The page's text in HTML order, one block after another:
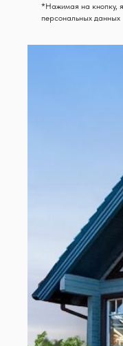
*Нажимая на кнопку,
персональных данных